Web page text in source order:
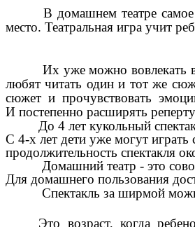
В домашнем театре самое
место. Театральная игра учит
Их уже можно вовлекать
любят читать один и тот же
сюжет и прочувствовать
И постепенно расширять
До 4 лет кукольный
С 4-х лет дети уже могут играть
продолжительность спектакля
Домашний театр - это
Для домашнего пользования
Спектакль за ширмой
Это возраст, когда